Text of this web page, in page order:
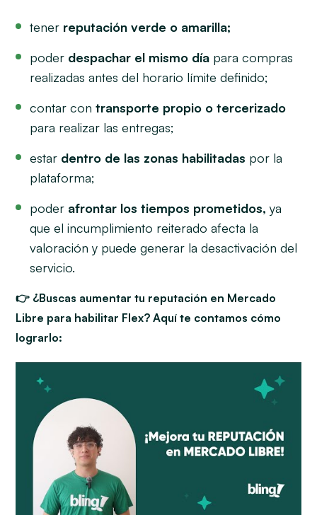
tener reputación verde o amarilla;
poder despachar el mismo día para compras
realizadas antes del horario límite definido;
contar contransporte propio o tercerizado
para realizar las entregas;
estar dentro de las zonas habilitadas por la
plataforma;
poder afrontar los tiempos prometidos, ya
que el incumplimiento reiterado afecta la
valoración y puede generar la desactivación del
servicio.
👉 ¿Buscas aumentar tu reputación en Mercado
Libre para habilitar Flex? Aquí te contamos cómo
lograrlo: